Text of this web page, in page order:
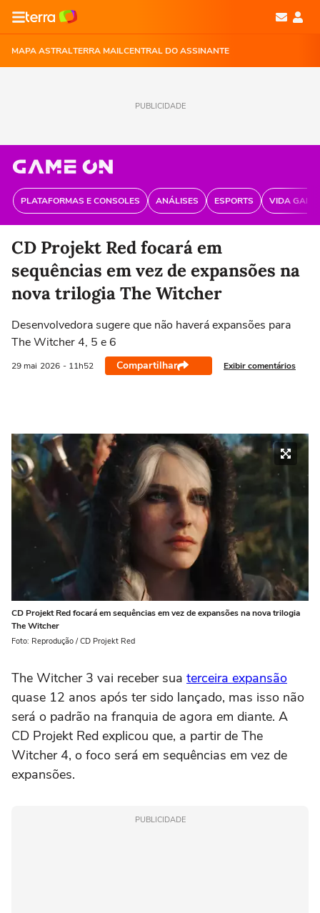
MAPA ASTRALTERRA MAILCENTRAL DO ASSINANTE
PUBLICIDADE
PLATAFORMAS E CONSOLES ANÁLISES ESPORTS VIDA
CD Projekt Red focará em
sequências em vez de expansões na
nova trilogia The Witcher
Desenvolvedora sugere que não haverá expansões para
The Witcher 4, 5 e 6
29 mai 2026 - 11h52 Compartilhar Exibir comentários
CD Projekt Red focará em sequências em vez de expansões na nova trilogia
The Witcher
Foto: Reprodução / CD Projekt Red
The Witcher 3 vai receber sua terceira expansão
quase 12 anos após ter sido lançado, mas isso não
será o padrão na franquia de agora em diante. A
CD Projekt Red explicou que, a partir de The
Witcher 4, o foco será em sequências em vez de
expansões.
PUBLICIDADE